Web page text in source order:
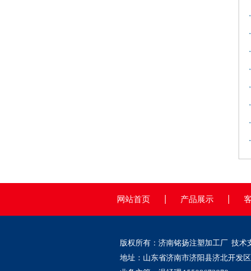
网站首页 产品展示
版权所有：济南铭扬注塑加工厂 技术
地址：山东省济南市济阳县济北开发